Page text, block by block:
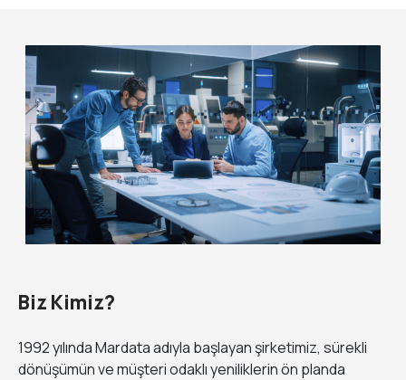
Biz Kimiz?
1992 yılında Mardata adıyla başlayan şirketimiz, sürekli
dönüşümün ve müşteri odaklı yeniliklerin ön planda